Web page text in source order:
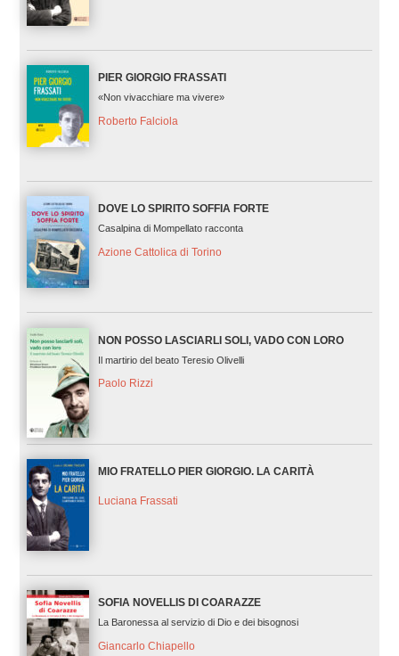
PIER GIORGIO FRASSATI
«Non vivacchiare ma vivere»
Roberto Falciola
DOVE LO SPIRITO SOFFIA FORTE
Casalpina di Mompellato racconta
Azione Cattolica di Torino
NON POSSO LASCIARLI SOLI, VADO CON LORO
Il martirio del beato Teresio Olivelli
Paolo Rizzi
MIO FRATELLO PIER GIORGIO. LA CARITÀ
Luciana Frassati
SOFIA NOVELLIS DI COARAZZE
La Baronessa al servizio di Dio e dei bisognosi
Giancarlo Chiapello